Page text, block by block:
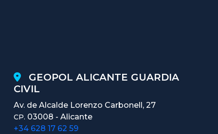
GEOPOL ALICANTE GUARDIA
CIVIL
Av. de Alcalde Lorenzo Carbonell, 27
CP. 03008 - Alicante
+34 628 17 62 59